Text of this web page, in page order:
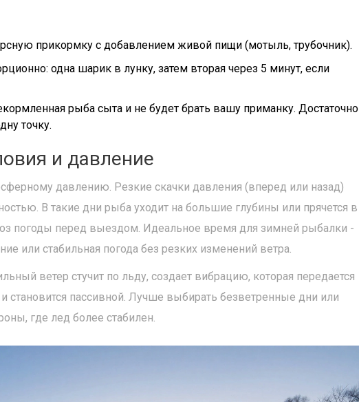
прикормку с добавлением живой пищи (мотыль, трубочник).
одна шарик в лунку, затем вторая через 5 минут, если
рыба сыта и не будет брать вашу приманку. Достаточно
точку.
и давление
давлению. Резкие скачки давления (вперед или назад)
В такие дни рыба уходит на большие глубины или прячется в
погоды перед выездом. Идеальное время для зимней рыбалки -
или стабильная погода без резких изменений ветра.
ветер стучит по льду, создает вибрацию, которая передается
становится пассивной. Лучше выбирать безветренные дни или
где лед более стабилен.